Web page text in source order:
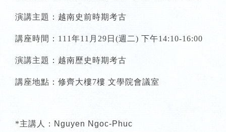
演講主題：越南史前時期考古
講座時間：111年11月29日(週二) 下午14:10-16:00
演講主題：越南歷史時期考古
講座地點：修齊大樓7樓 文學院會議室
*主講人： Nguyen Ngoc-Phuc